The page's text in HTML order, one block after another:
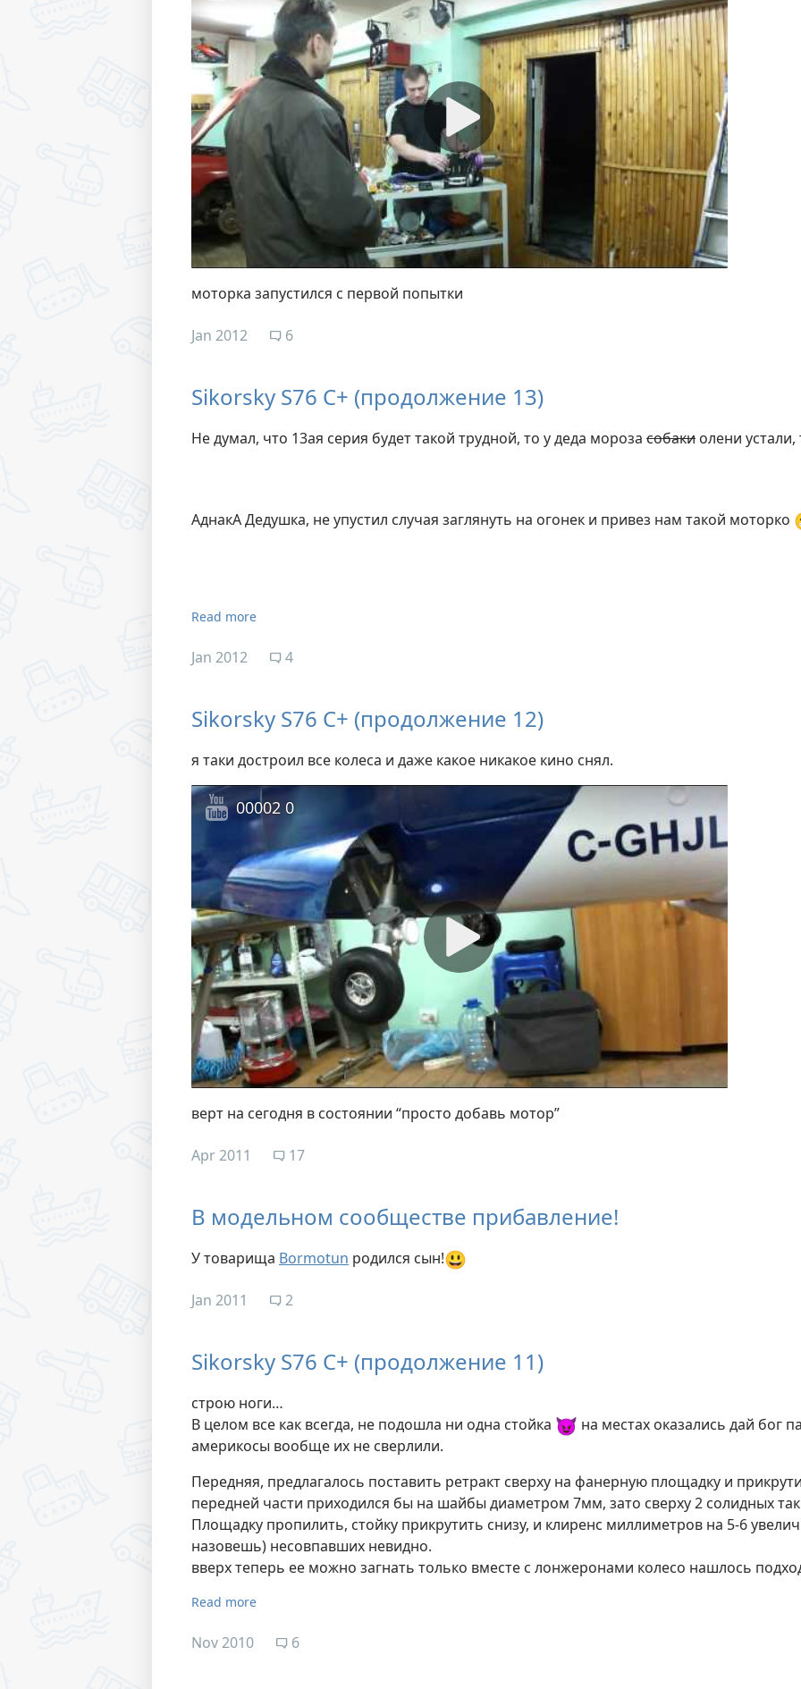
моторка запустился с первой попытки
Jan 2012 6
Sikorsky S76 C+ (продолжение 13)
Не думал, что 13ая серия будет такой трудной, то у деда мороза собаки олени
АднакА Дедушка, не упустил случая заглянуть на огонек и привез нам такой моторко
Read more
Jan 2012 4
Sikorsky S76 C+ (продолжение 12)
я таки достроил все колеса и даже какое никакое кино снял.
00002 0
верт на сегодня в состоянии “просто добавь мотор”
Apr 2011 17
В модельном сообществе прибавление!
У товарища Bormotun родился сын!😃
Jan 2011 2
Sikorsky S76 C+ (продолжение 11)
строю ноги…
В целом все как всегда, не подошла ни одна стойка 😈 на местах оказались дай бог
америкосы вообще их не сверлили.
Передняя, предлагалось поставить ретракт сверху на фанерную площадку и
передней части приходился бы на шайбы диаметром 7мм, зато сверху 2 солидных
Площадку пропилить, стойку прикрутить снизу, и клиренс миллиметров на 5-6
назовешь) несовпавших невидно.
вверх теперь ее можно загнать только вместе с лонжеронами колесо нашлось
Read more
Nov 2010 6